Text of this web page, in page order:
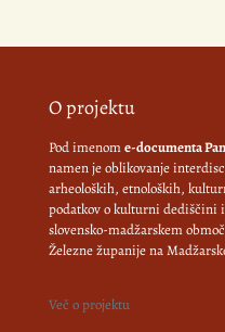
O projektu
Pod imenome-documenta
namen je oblikovanje
arheoloških, etnoloških,
podatkov o kulturni dediščini
slovensko-madžarskem
Železne županije na
Več o projektu